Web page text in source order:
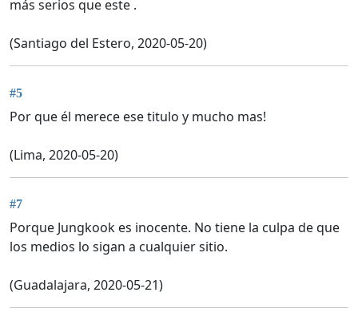
más serios que este .
(Santiago del Estero, 2020-05-20)
#5
Por que él merece ese titulo y mucho mas!
(Lima, 2020-05-20)
#7
Porque Jungkook es inocente. No tiene la culpa de que
los medios lo sigan a cualquier sitio.
(Guadalajara, 2020-05-21)